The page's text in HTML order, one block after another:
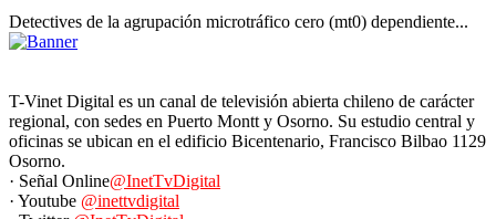
Detectives de la agrupación microtráfico cero (mt0) dependiente...
T-Vinet Digital es un canal de televisión abierta chileno de carácter
regional, con sedes en Puerto Montt y Osorno. Su estudio central y
oficinas se ubican en el edificio Bicentenario, Francisco Bilbao 1129
Osorno.
· Señal Online@InetTvDigital
· Youtube @inettvdigital